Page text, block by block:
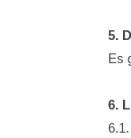
5.
Es
6.